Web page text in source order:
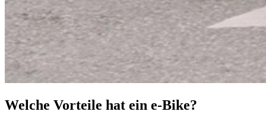
Welche Vorteile hat ein e-Bike?